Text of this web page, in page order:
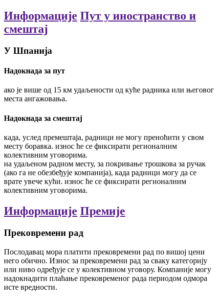
Информације Пут у иностранство и
смештај
У Шпанија
Надокнада за пут
ако је више од 15 км удаљености од куће радника или његовог
места ангажовања.
Надокнада за смештај
када, услед премештаја, радници не могу преноћити у свом
месту боравка. износ ће се фиксирати регионалним
колективним уговорима.
на удаљеном радном месту, за покривање трошкова за ручак
(ако га не обезбеђује компанија), када радници могу да се
врате увече кући. износ ће се фиксирати регионалним
колективним уговорима.
Информације Премије
Прековремени рад
Послодавац мора платити прековремени рад по вишој цени
него обично. Износ за прековремени рад за сваку категорију
или ниво одређује се у колективном уговору. Компаније могу
надокнадити плаћање прековременог рада периодом одмора
исте вредности.